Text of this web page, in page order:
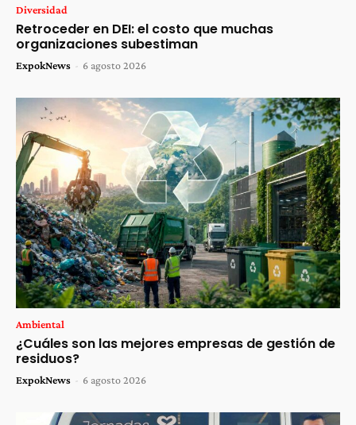
Diversidad
Retroceder en DEI: el costo que muchas
organizaciones subestiman
ExpokNews - 6 agosto 2026
Ambiental
¿Cuáles son las mejores empresas de gestión de
residuos?
ExpokNews - 6 agosto 2026